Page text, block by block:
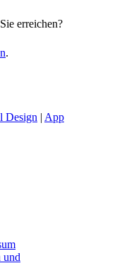
erreichen?
.
Design | App
und